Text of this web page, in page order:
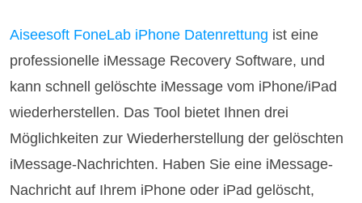
Aiseesoft FoneLab iPhone Datenrettung ist eine
professionelle iMessage Recovery Software, und
kann schnell gelöschte iMessage vom iPhone/iPad
wiederherstellen. Das Tool bietet Ihnen drei
Möglichkeiten zur Wiederherstellung der gelöschten
iMessage-Nachrichten. Haben Sie eine iMessage-
Nachricht auf Ihrem iPhone oder iPad gelöscht,